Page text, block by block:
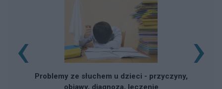
Problemy ze słuchem u dzieci - przyczyny,
objawy, diagnoza, leczenie
‹ ›